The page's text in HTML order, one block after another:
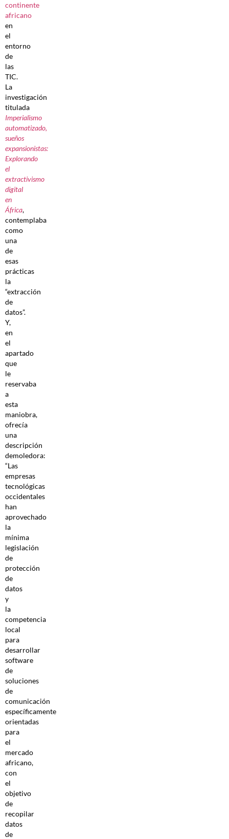
continente
africano
en
el
entorno
de
las
TIC.
La
investigación
titulada
Imperialismo
automatizado,
sueños
expansionistas:
Explorando
el
extractivismo
digital
en
África,
contemplaba
como
una
de
esas
prácticas
la
“extracción
de
datos”.
Y,
en
el
apartado
que
le
reservaba
a
esta
maniobra,
ofrecía
una
descripción
demoledora:
“Las
empresas
tecnológicas
occidentales
han
aprovechado
la
mínima
legislación
de
protección
de
datos
y
la
competencia
local
para
desarrollar
software
de
soluciones
de
comunicación
específicamente
orientadas
para
el
mercado
africano,
con
el
objetivo
de
recopilar
datos
de